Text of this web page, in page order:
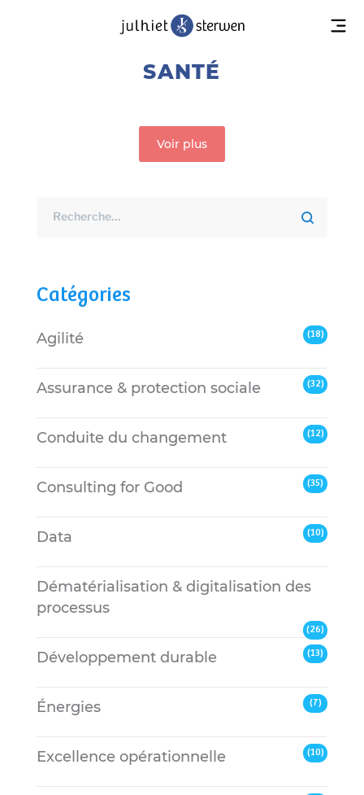
SANTÉ
Voir plus
Catégories
Agilité (18)
Assurance & protection sociale (32)
Conduite du changement (12)
Consulting for Good (35)
Data (10)
Dématérialisation & digitalisation des
processus
(26)
Développement durable (13)
Énergies (7)
Excellence opérationnelle (10)